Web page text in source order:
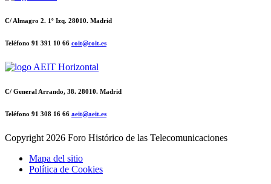
C/ Almagro 2. 1º Izq. 28010. Madrid
Teléfono 91 391 10 66 coit@coit.es
C/ General Arrando, 38. 28010. Madrid
Teléfono 91 308 16 66 aeit@aeit.es
Copyright 2026 Foro Histórico de las Telecomunicaciones
Mapa del sitio
Política de Cookies